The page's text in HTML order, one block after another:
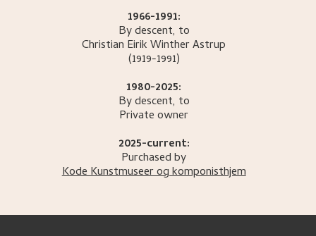
1966-1991:
By descent, to
Christian Eirik WintherAstrup
(1919-1991)
1980-2025:
By descent, to
Private owner
2025-current:
Purchased by
Kode Kunstmuseer og komponisthjem